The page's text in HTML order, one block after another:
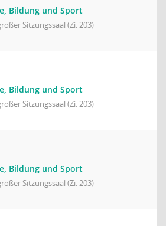
Bildung und Sport
Sitzungssaal (Zi. 203)
Bildung und Sport
Sitzungssaal (Zi. 203)
Bildung und Sport
Sitzungssaal (Zi. 203)